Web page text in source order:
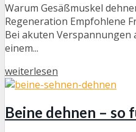
Warum Gesäßmuskel
Regeneration Empfohlene
Bei akuten Verspannungen
einem...
weiterlesen
Beine dehnen –